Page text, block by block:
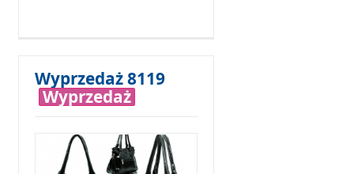
Wyprzedaż 8119
Wyprzedaż